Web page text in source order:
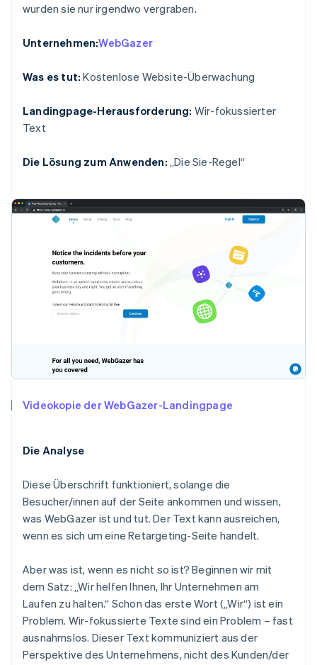
wurden sie nur irgendwo vergraben.
Unternehmen:WebGazer
Was es tut: Kostenlose Website-Überwachung
Landingpage-Herausforderung: Wir-fokussierter
Text
Die Lösung zum Anwenden: „Die Sie-Regel“
Videokopie der WebGazer-Landingpage
Die Analyse
Diese Überschrift funktioniert, solange die
Besucher/innen auf der Seite ankommen und wissen,
was WebGazer ist und tut. Der Text kann ausreichen,
wenn es sich um eine Retargeting-Seite handelt.
Aber was ist, wenn es nicht so ist? Beginnen wir mit
dem Satz: „Wir helfen Ihnen, Ihr Unternehmen am
Laufen zu halten.“ Schon das erste Wort („Wir“) ist ein
Problem. Wir-fokussierte Texte sind ein Problem – fast
ausnahmslos. Dieser Text kommuniziert aus der
Perspektive des Unternehmens, nicht des Kunden/der